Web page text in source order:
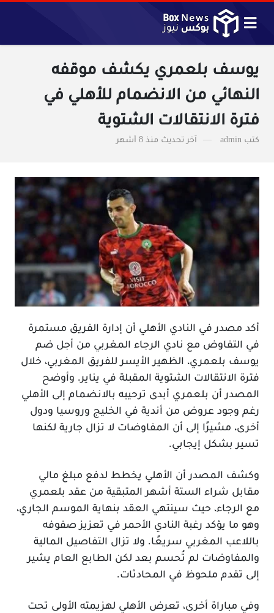
يوسف بلعمري يكشف موقفه
النهائي من الانضمام للأهلي في
فترة الانتقالات الشتوية
كتب admin آخر تحديث منذ 8 أشهر
أكد مصدر في النادي الأهلي أن إدارة الفريق مستمرة
في التفاوض مع نادي الرجاء المغربي من أجل ضم
يوسف بلعمري، الظهير الأيسر للفريق المغربي، خلال
فترة الانتقالات الشتوية المقبلة في يناير. وأوضح
المصدر أن بلعمري أبدى ترحيبه بالانضمام إلى الأهلي
رغم وجود عروض من أندية في الخليج وروسيا ودول
أخرى، مشيرًا إلى أن المفاوضات لا تزال جارية لكنها
تسير بشكل إيجابي.
وكشف المصدر أن الأهلي يخطط لدفع مبلغ مالي
مقابل شراء الستة أشهر المتبقية من عقد بلعمري
مع الرجاء، حيث سينتهي العقد بنهاية الموسم الجاري،
وهو ما يؤكد رغبة النادي الأحمر في تعزيز صفوفه
باللاعب المغربي سريعًا. ولا تزال التفاصيل المالية
والمفاوضات لم تُحسم بعد لكن الطابع العام يشير
إلى تقدم ملحوظ في المحادثات.
وفي مباراة أخرى، تعرض الأهلي لهزيمته الأولى تحت